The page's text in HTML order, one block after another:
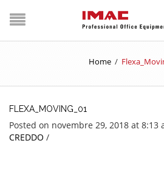
Home /
FLEXA_MOVING_01
Posted on novembre 29, 2018 at 8:13
CREDDO /